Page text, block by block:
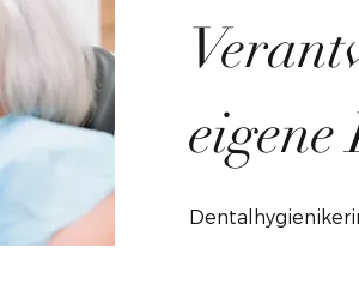
eigene